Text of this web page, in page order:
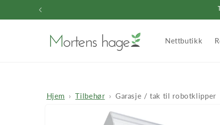
innholdet
Nettbutikk
Hjem Tilbehør Garasje / tak til robotklipper
produktinformasjon